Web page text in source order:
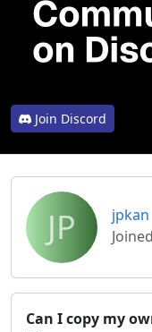
Join Discord
JP
jpkan
Can I copy my